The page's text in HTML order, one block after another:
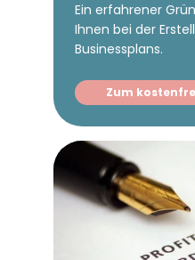
Ein erfahrener
Ihnen bei der
Businessplans.
Zum